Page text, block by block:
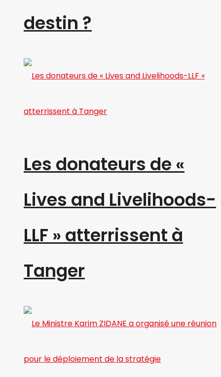
destin ?
Les donateurs de «
Lives and Livelihoods-
LLF » atterrissent à
Tanger